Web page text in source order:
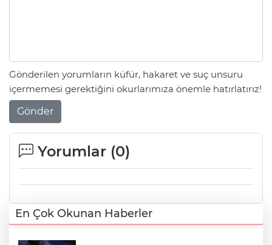
Gönderilen yorumların küfür, hakaret ve suç unsuru
içermemesi gerektiğini okurlarımıza önemle hatırlatırız!
Gönder
Yorumlar (0)
En Çok Okunan Haberler